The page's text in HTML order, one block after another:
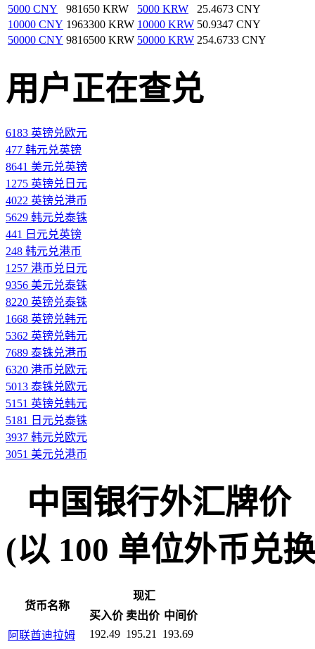
5000 CNY
981650 KRW 5000 KRW
25.4673 CNY
10000 CNY 1963300 KRW 10000 KRW 50.9347 CNY
50000 CNY 9816500 KRW 50000 KRW 254.6733 CNY
用户正在查兑
6183 英镑兑欧元
477 韩元兑英镑
8641 美元兑英镑
1275 英镑兑日元
4022 英镑兑港币
5629 韩元兑泰铢
441 日元兑英镑
248 韩元兑港币
1257 港币兑日元
9356 美元兑泰铢
8220 英镑兑泰铢
1668 英镑兑韩元
5362 英镑兑韩元
7689 泰铢兑港币
6320 港币兑欧元
5013 泰铢兑欧元
5151 英镑兑韩元
5181 日元兑泰铢
3937 韩元兑欧元
3051 美元兑港币
中国银行外汇牌价
(以 100 单位外币兑
货币名称
现汇
买入价 卖出价 中间价
阿联酋迪拉姆
192.49 195.21
193.69